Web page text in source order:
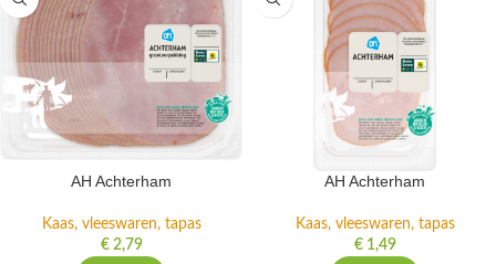
AH Achterham
Kaas, vleeswaren, tapas
€2,79
AH Achterham
Kaas, vleeswaren, tapas
€1,49